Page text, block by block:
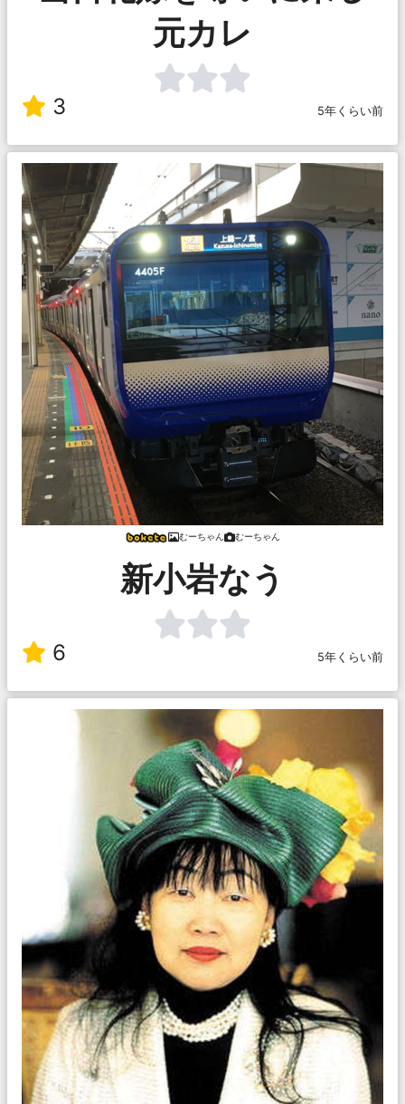
元カレ
3 5年くらい前
むーちゃん むーちゃん
新小岩なう
6 5年くらい前